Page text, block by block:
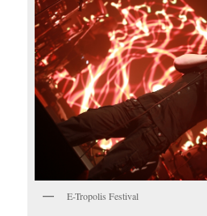
E-Tropolis Festival